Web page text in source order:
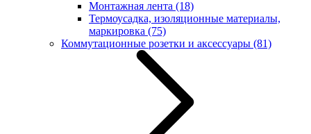
Монтажная лента (18)
Термоусадка, изоляционные материалы,
маркировка (75)
Коммутационные розетки и аксессуары (81)